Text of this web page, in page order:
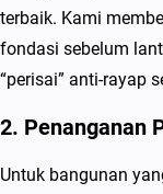
terbaik. Kami
fondasi sebelum
“perisai” anti-rayap
2. Penanganan
Untuk bangunan